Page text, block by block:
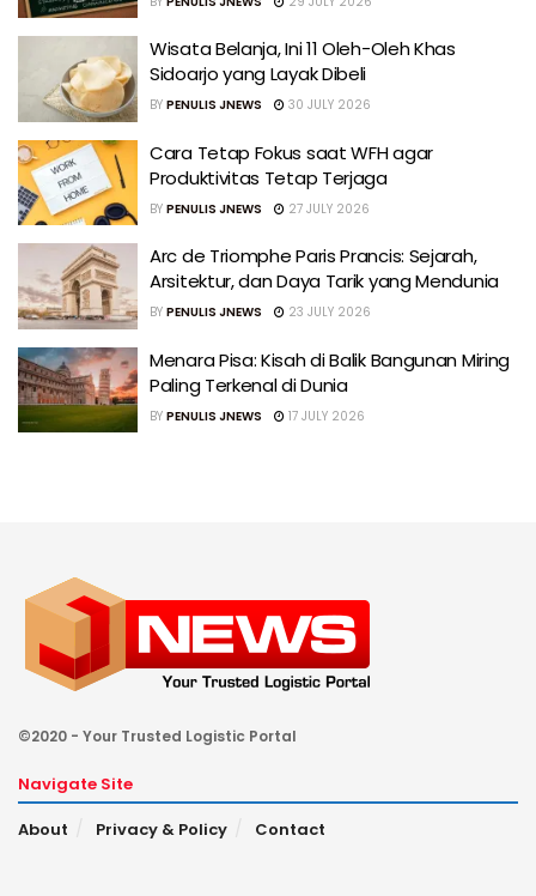
Wisata Belanja, Ini 11 Oleh-Oleh Khas
Sidoarjo yang Layak Dibeli
BY PENULIS JNEWS 30 JULY 2026
Cara Tetap Fokus saat WFH agar
Produktivitas Tetap Terjaga
BY PENULIS JNEWS 27 JULY 2026
Arc de Triomphe Paris Prancis: Sejarah,
Arsitektur, dan Daya Tarik yang Mendunia
BY PENULIS JNEWS 23 JULY 2026
Menara Pisa: Kisah di Balik Bangunan Miring
Paling Terkenal di Dunia
BY PENULIS JNEWS 17 JULY 2026
©2020 - Your Trusted Logistic Portal
Navigate Site
About
Privacy & Policy Contact